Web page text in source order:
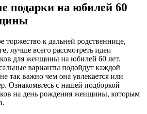
подарки на юбилей 60
торжество к дальней родственнице,
лучше всего рассмотреть идеи
для женщины на юбилей 60 лет.
варианты подойдут каждой
так важно чем она увлекается или
Ознакомьтесь с нашей подборкой
на день рождения женщины, которым